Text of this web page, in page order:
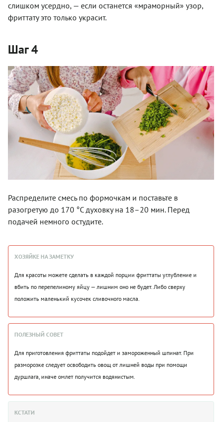
слишком усердно, — если останется «мраморный» узор,
фриттату это только украсит.
Шаг 4
Распределите смесь по формочкам и поставьте в
разогретую до 170 °С духовку на 18–20 мин. Перед
подачей немного остудите.
ХОЗЯЙКЕ НА ЗАМЕТКУ
Для красоты можете сделать в каждой порции фриттаты углубление и
вбить по перепелиному яйцу — лишним оно не будет. Либо сверху
положить маленький кусочек сливочного масла.
ПОЛЕЗНЫЙ СОВЕТ
Для приготовления фриттаты подойдет и замороженный шпинат. При
разморозке следует освободить овощ от лишней воды при помощи
дуршлага, иначе омлет получится водянистым.
КСТАТИ